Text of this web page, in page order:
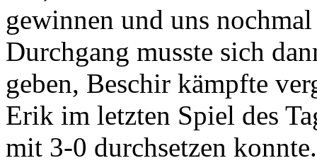
gewinnen und uns
Durchgang musste sich
geben, Beschir kämpfte
Erik im letzten Spiel des
mit 3-0 durchsetzen konnte.